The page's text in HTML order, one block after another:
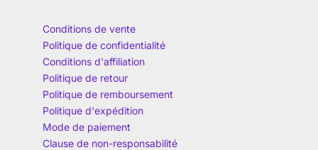
Conditions de vente
Politique de confidentialité
Conditions d'affiliation
Politique de retour
Politique de remboursement
Politique d'expédition
Mode de paiement
Clause de non-responsabilité